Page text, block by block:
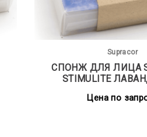
Supracor
СПОНЖ ДЛЯ ЛИЦА
STIMULITE
Цена по